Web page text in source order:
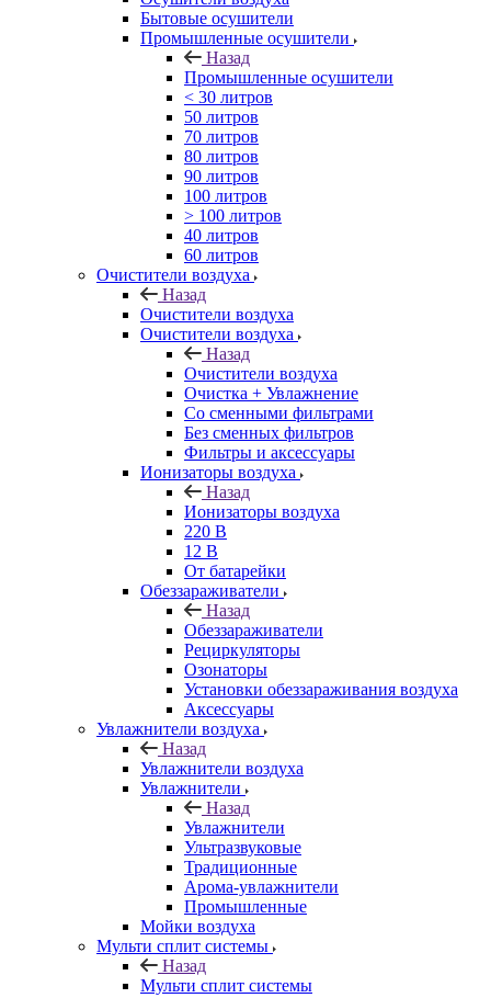
Бытовые осушители
Промышленные осушители
Назад
Промышленные осушители
< 30 литров
50 литров
70 литров
80 литров
90 литров
100 литров
> 100 литров
40 литров
60 литров
Очистители воздуха
Назад
Очистители воздуха
Очистители воздуха
Назад
Очистители воздуха
Очистка + Увлажнение
Cо сменными фильтрами
Без сменных фильтров
Фильтры и аксессуары
Ионизаторы воздуха
Назад
Ионизаторы воздуха
220 В
12 В
От батарейки
Обеззараживатели
Назад
Обеззараживатели
Рециркуляторы
Озонаторы
Установки обеззараживания воздуха
Аксессуары
Увлажнители воздуха
Назад
Увлажнители воздуха
Увлажнители
Назад
Увлажнители
Ультразвуковые
Традиционные
Арома-увлажнители
Промышленные
Мойки воздуха
Мульти сплит системы
Назад
Мульти сплит системы